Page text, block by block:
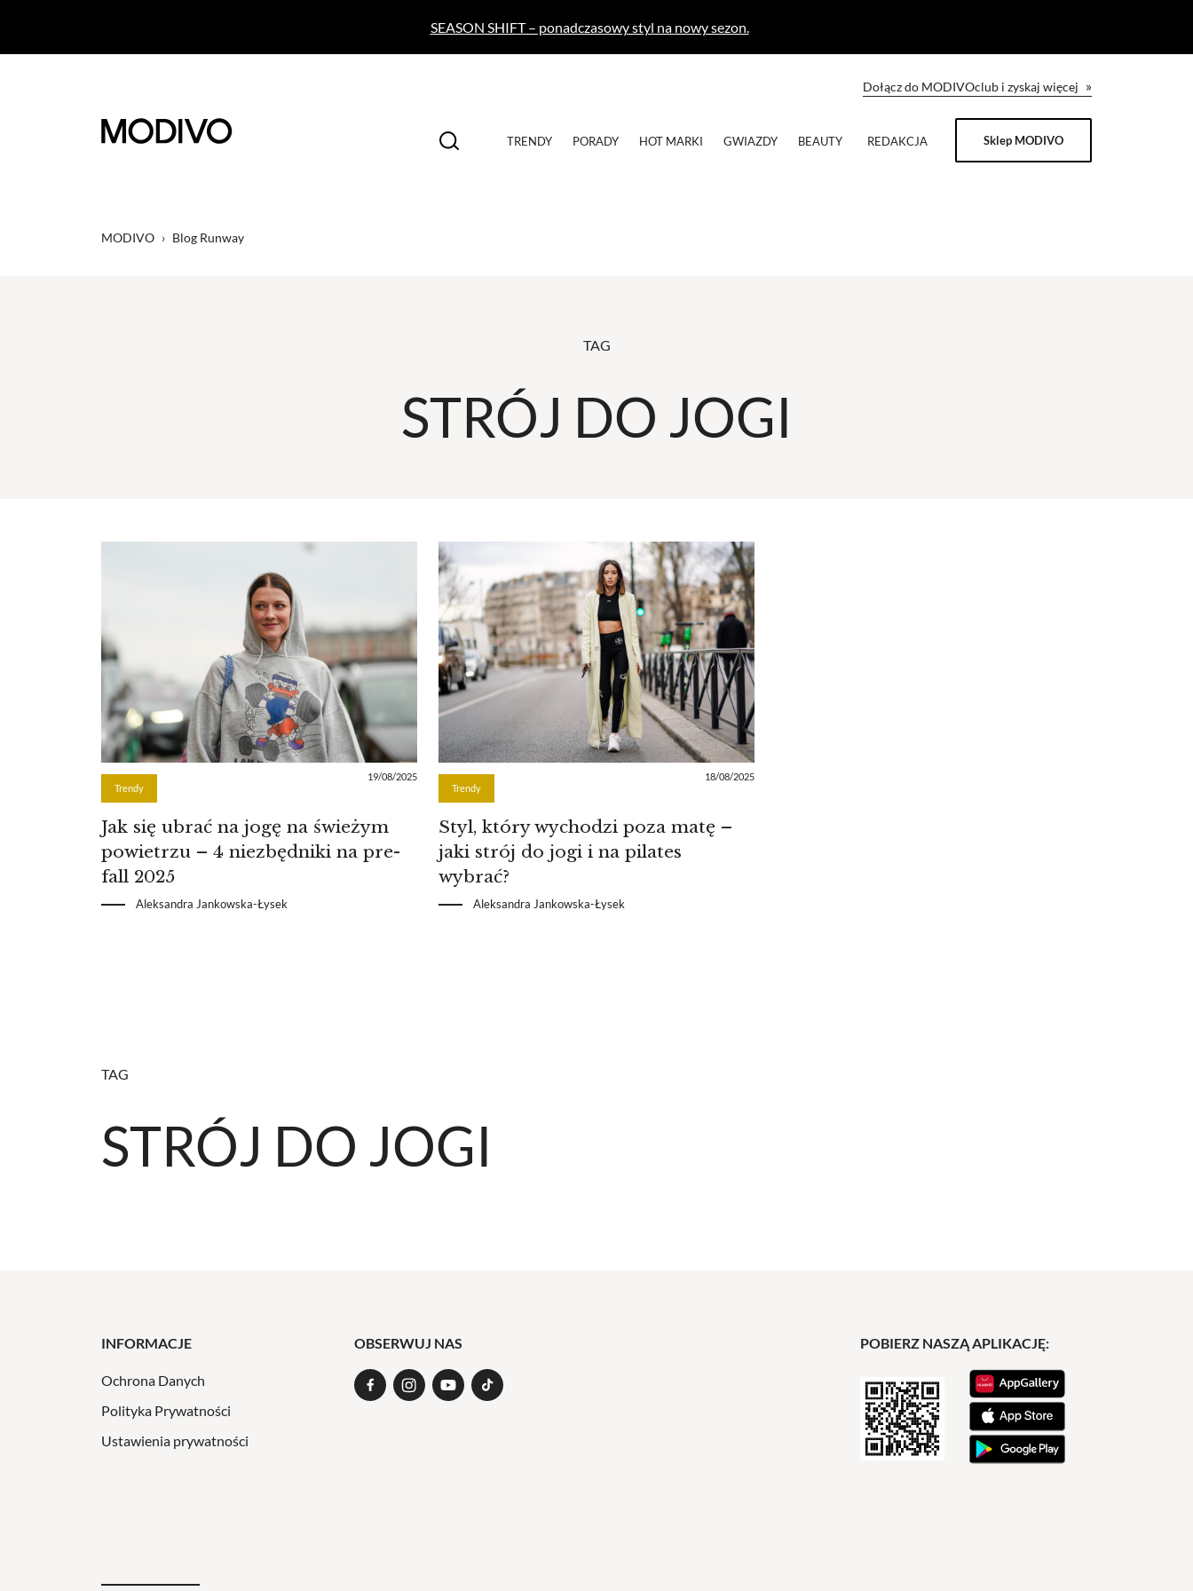
SEASON SHIFT – ponadczasowy styl na nowy sezon.
Dołącz do MODIVOclub i zyskaj więcej »
TRENDY PORADY HOT MARKI GWIAZDY BEAUTY REDAKCJA Sklep MODIVO
MODIVO › Blog Runway
TAG
STRÓJ DO JOGI
Trendy
19/08/2025
Jak się ubrać na jogę na świeżym
powietrzu – 4 niezbędniki na pre-
fall 2025
Aleksandra Jankowska-Łysek
Trendy
18/08/2025
Styl, który wychodzi poza matę –
jaki strój do jogi i na pilates
wybrać?
Aleksandra Jankowska-Łysek
TAG
STRÓJ DO JOGI
INFORMACJE
Ochrona Danych
Polityka Prywatności
Ustawienia prywatności
OBSERWUJ NAS POBIERZ NASZĄ APLIKACJĘ: